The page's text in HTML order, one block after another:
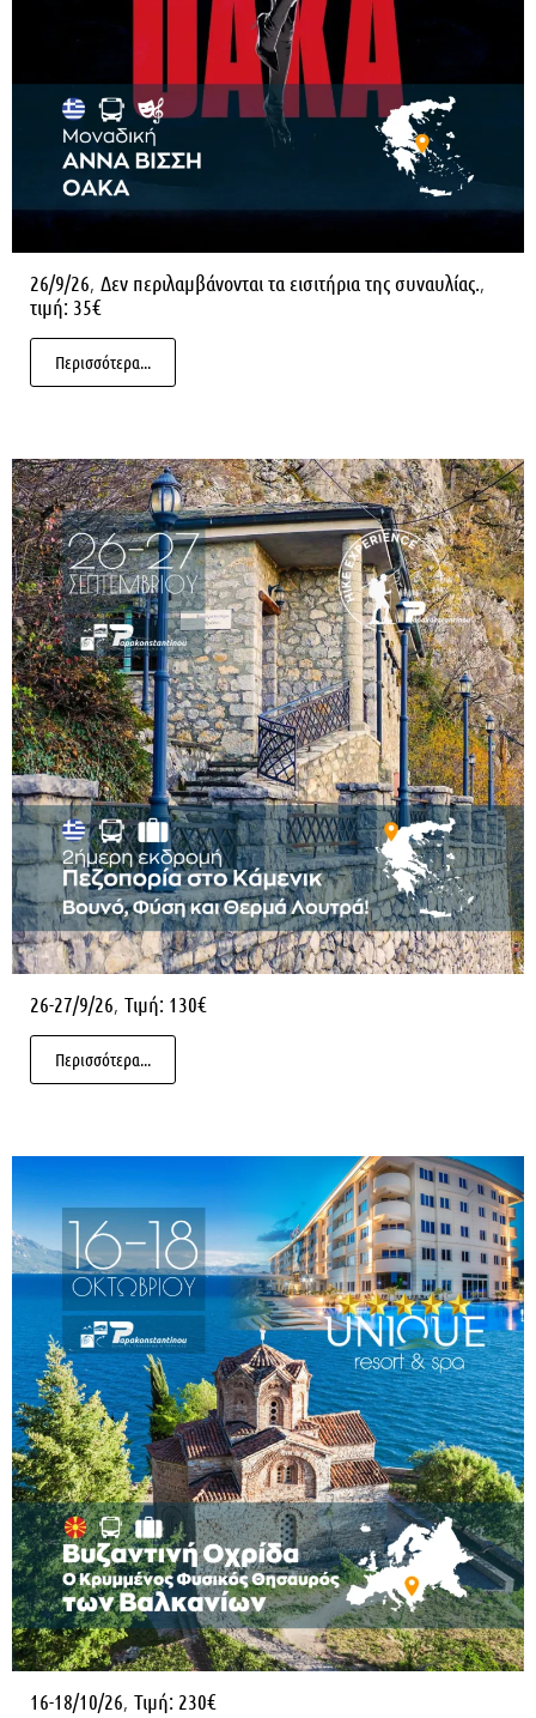
26/9/26, Δεν περιλαμβάνονται τα εισιτήρια της συναυλίας.,
τιμή: 35€
Περισσότερα...
26-27/9/26, Τιμή: 130€
Περισσότερα...
16-18/10/26, Τιμή: 230€